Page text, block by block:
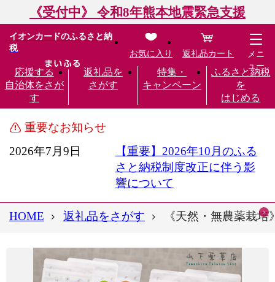
《受付中》 令和8年熊本地震緊急支援
イオンカードのふるさと納
税
応援する
自治体をさが
す
返礼品を
さがす
特集・
キャンペーン
ふるさと納税
を
はじめる
お気に入り 返礼品カート
メニ
ュー
重要なお知らせ
2026年7月9日
【重要】2026年10月のふる
さと納税制度改正に伴う影
響について
HOME 返礼品をさがす 《天然・無農薬栽